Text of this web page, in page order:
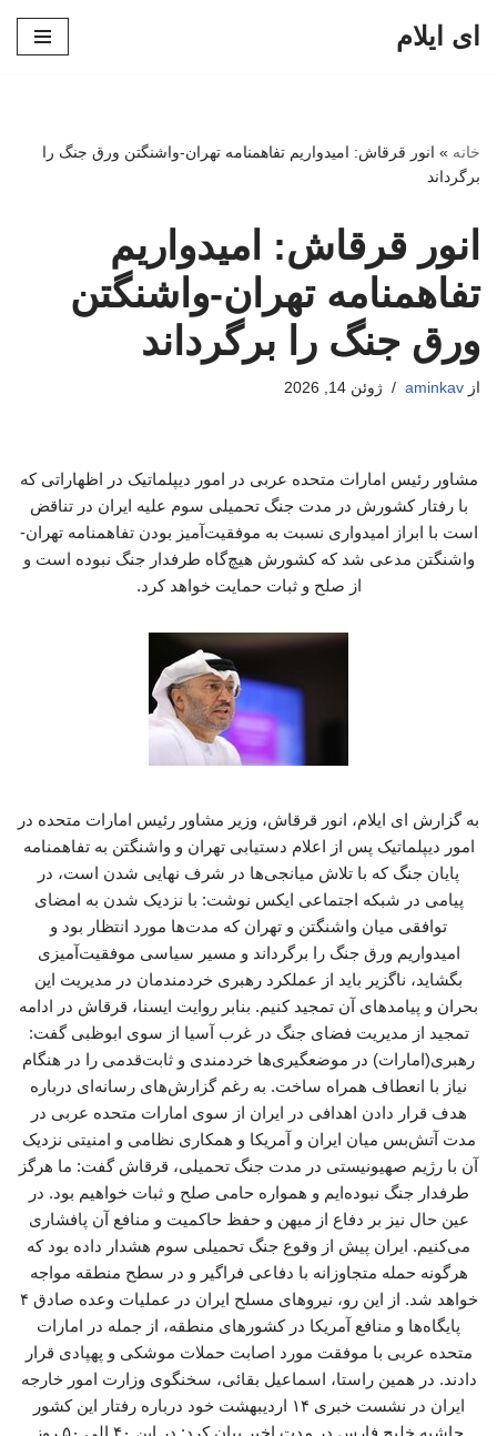
ای ایلام
خانه » انور قرقاش: امیدواریم تفاهمنامه تهران-واشنگتن ورق جنگ را
برگرداند
انور قرقاش: امیدواریم
تفاهمنامه تهران-واشنگتن
ورق جنگ را برگرداند
از aminkav ژوئن 14, 2026
مشاور رئیس امارات متحده عربی در امور دیپلماتیک در اظهاراتی که
با رفتار کشورش در مدت جنگ تحمیلی سوم علیه ایران در تناقض
است با ابراز امیدواری نسبت به موفقیت‌آمیز بودن تفاهمنامه تهران-
واشنگتن مدعی شد که کشورش هیچ‌گاه طرفدار جنگ نبوده است و
از صلح و ثبات حمایت خواهد کرد.
به گزارش ای ایلام، انور قرقاش، وزیر مشاور رئیس امارات متحده در
امور دیپلماتیک پس از اعلام دستیابی تهران و واشنگتن به تفاهمنامه
پایان جنگ که با تلاش میانجی‌ها در شرف نهایی شدن است، در
پیامی در شبکه اجتماعی ایکس نوشت: با نزدیک شدن به امضای
توافقی میان واشنگتن و تهران که مدت‌ها مورد انتظار بود و
امیدواریم ورق جنگ را برگرداند و مسیر سیاسی موفقیت‌آمیزی
بگشاید، ناگزیر باید از عملکرد رهبری خردمندمان در مدیریت این
بحران و پیامدهای آن تمجید کنیم. بنابر روایت ایسنا، قرقاش در ادامه
تمجید از مدیریت فضای جنگ در غرب آسیا از سوی ابوظبی گفت:
رهبری(امارات) در موضعگیری‌ها خردمندی و ثابت‌قدمی را در هنگام
نیاز با انعطاف همراه ساخت. به رغم گزارش‌های رسانه‌ای درباره
هدف قرار دادن اهدافی در ایران از سوی امارات متحده عربی در
مدت آتش‌بس میان ایران و آمریکا و همکاری نظامی و امنیتی نزدیک
آن با رژیم صهیونیستی در مدت جنگ تحمیلی، قرقاش گفت: ما هرگز
طرفدار جنگ نبوده‌ایم و همواره حامی صلح و ثبات خواهیم بود. در
عین حال نیز بر دفاع از میهن و حفظ حاکمیت و منافع آن پافشاری
می‌کنیم. ایران پیش از وقوع جنگ تحمیلی سوم هشدار داده بود که
هرگونه حمله متجاوزانه با دفاعی فراگیر و در سطح منطقه مواجه
خواهد شد. از این رو، نیروهای مسلح ایران در عملیات وعده صادق ۴
پایگاه‌ها و منافع آمریکا در کشورهای منطقه، از جمله در امارات
متحده عربی با موفقت مورد اصابت حملات موشکی و پهپادی قرار
دادند. در همین راستا، اسماعیل بقائی، سخنگوی وزارت امور خارجه
ایران در نشست خبری ۱۴ اردیبهشت خود درباره رفتار این کشور
حاشیه خلیج فارس در مدت اخیر بیان کرد: در این ۴۰ الی ۵۰ روز